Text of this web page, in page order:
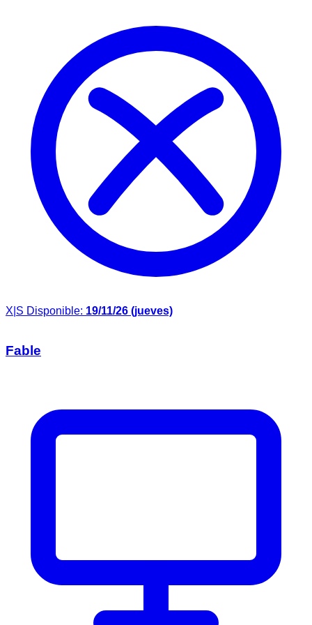
X|S Disponible: 19/11/26 (jueves)
Fable